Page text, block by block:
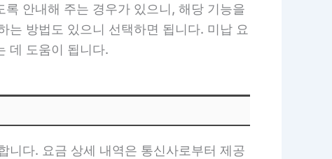
안내해 주는 경우가 있으니, 해당 기능을
는 방법도 있으니 선택하면 됩니다. 미납 요
데 도움이 됩니다.
니다. 요금 상세 내역은 통신사로부터 제공